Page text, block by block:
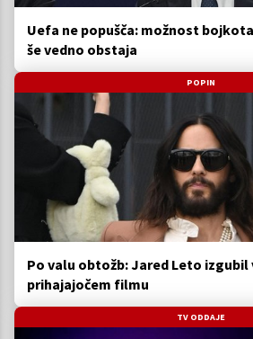
Uefa ne popušča: možnost
še vedno obstaja
POPIN
Po valu obtožb: Jared Leto izgubil
prihajajočem filmu
TV ODDAJE